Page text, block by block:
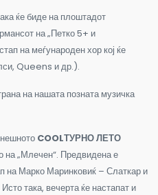
ќе биде на плоштадот
на „Петко 5+ и
на меѓународен хор кој ќе
Queens и др.).
на нашата позната музичка
COOLТУРНО ЛЕТО
на „Млечен“. Предвидена е
на Марко Маринковиќ – Слаткар и
Исто така, вечерта ќе настапат и